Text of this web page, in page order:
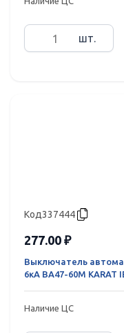
шт.
Код337444
277.00 ₽
Выключатель
6кА ВА47-60M KARAT
Наличие ЦС